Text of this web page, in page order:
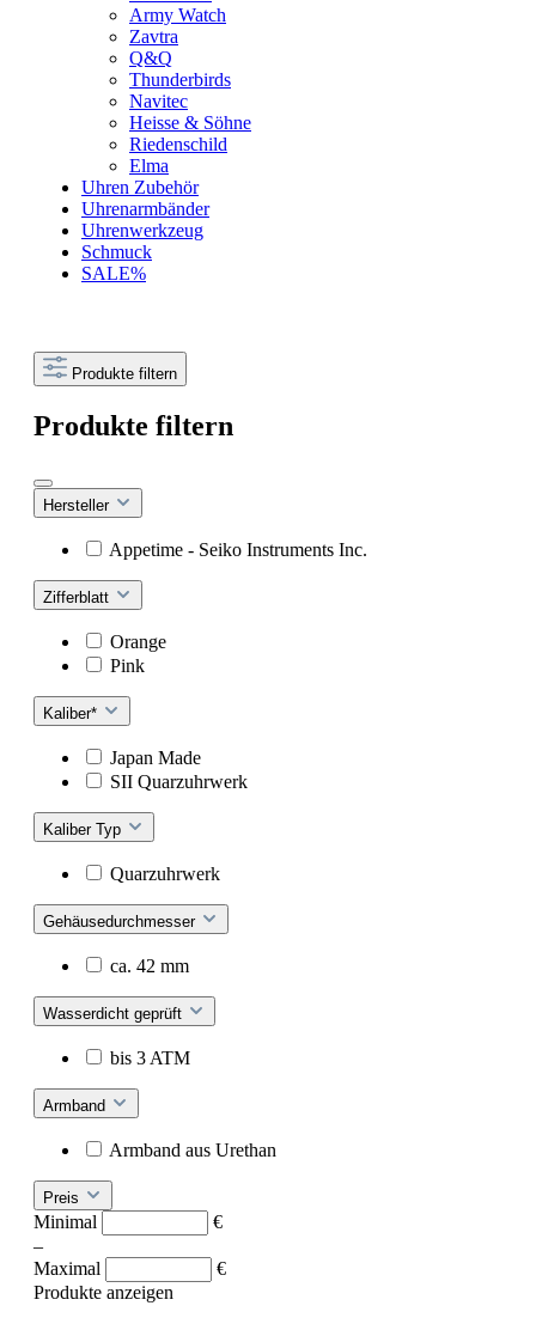
Army Watch
Zavtra
Q&Q
Thunderbirds
Navitec
Heisse & Söhne
Riedenschild
Elma
Uhren Zubehör
Uhrenarmbänder
Uhrenwerkzeug
Schmuck
SALE%
Produkte filtern
Produkte filtern
Hersteller
Appetime - Seiko Instruments Inc.
Zifferblatt
Orange
Pink
Kaliber*
Japan Made
SII Quarzuhrwerk
Kaliber Typ
Quarzuhrwerk
Gehäusedurchmesser
ca. 42 mm
Wasserdicht geprüft
bis 3 ATM
Armband
Armband aus Urethan
Preis
Minimal
€
–
Maximal
€
Produkte anzeigen